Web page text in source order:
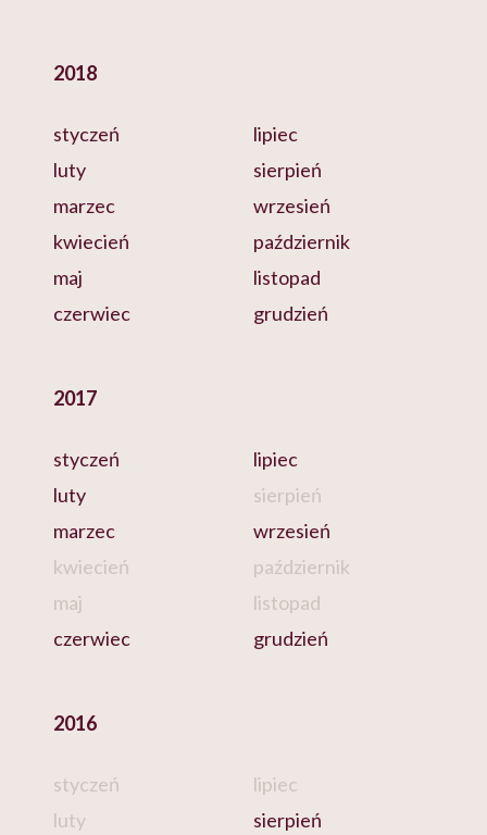
2018
styczeń
luty
marzec
kwiecień
maj
czerwiec
lipiec
sierpień
wrzesień
październik
listopad
grudzień
2017
styczeń
luty
marzec
kwiecień
maj
czerwiec
lipiec
sierpień
wrzesień
październik
listopad
grudzień
2016
styczeń
luty
lipiec
sierpień